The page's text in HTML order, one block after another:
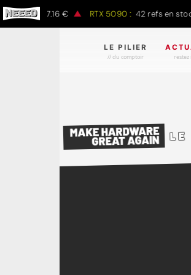
1497.16 € RTX 5090 : 42 refs en stock
LE PILIER
// du comptoir restez